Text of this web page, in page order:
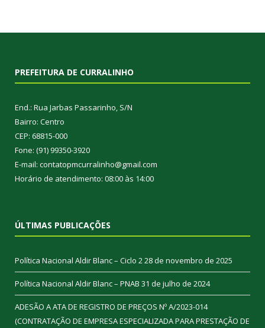
PREFEITURA DE CURRALINHO
End.: Rua Jarbas Passarinho, S/N
Bairro: Centro
CEP: 68815-000
Fone: (91) 99350-3920
E-mail: contatopmcurralinho@gmail.com
Horário de atendimento: 08:00 às 14:00
ÚLTIMAS PUBLICAÇÕES
Política Nacional Aldir Blanc – Ciclo 228 de novembro de 2025
Política Nacional Aldir Blanc – PNAB 31 de julho de 2024
ADESÃO A ATA DE REGISTRO DE PREÇOS Nº A/2023-014
(CONTRATAÇÃO DE EMPRESA ESPECIALIZADA PARA PRESTAÇÃO DE